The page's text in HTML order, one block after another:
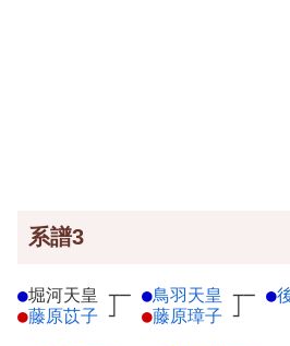
系譜3
●堀河天皇 ┬
●藤原苡子 ┘
─ ●鳥羽天皇 ┬
●藤原璋子 ┘
─ ●